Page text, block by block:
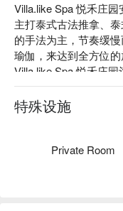
Villa.like Spa 悦禾庄园
主打泰式古法推拿、
的手法为主，节奏缓
瑜伽，来达到全方位的
Villa.like Spa 悦禾庄园
好评
Villa.like Spa 悦禾庄园
的身体属性选择搭配
Villa.like Spa 悦禾庄
特殊设施
Private Room